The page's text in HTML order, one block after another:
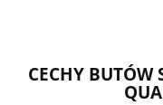
CECHY BUTÓW